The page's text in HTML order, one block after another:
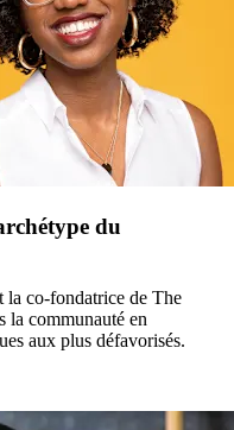
du
la co-fondatrice de The
la communauté en
aux plus défavorisés.